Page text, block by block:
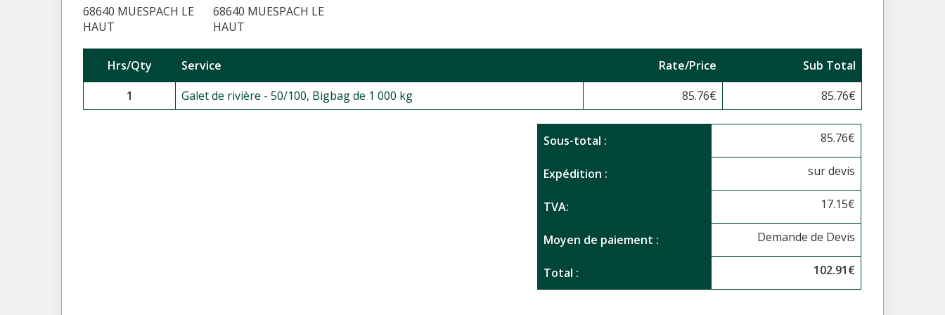
68640 MUESPACH LE
HAUT
68640 MUESPACH LE
HAUT
Hrs/Qty Service Rate/Price
Sub Total
1
Galet de rivière - 50/100, Bigbag de 1 000 kg 85.76€ 85.76€
Sous-total : 85.76€
Expédition : sur devis
TVA: 17.15€
Moyen de paiement : Demande de Devis
Total : 102.91€